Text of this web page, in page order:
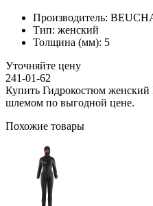
Производитель:
Тип: женский
Толщина (мм): 5
Уточняйте цену
241-01-62
Купить Гидрокостюм женский
шлемом по выгодной цене.
Похожие товары